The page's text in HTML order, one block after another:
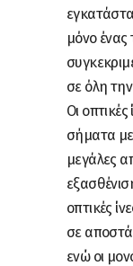
μόνο
σε όλη
Οι
σήματα
μεγάλες
οπτικές
σε
ενώ οι